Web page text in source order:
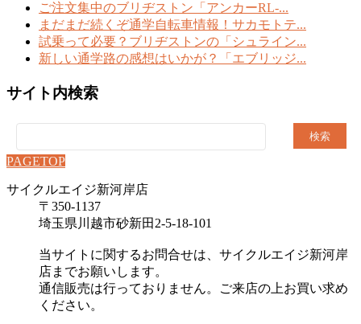
ご注文集中のブリヂストン「アンカーRL-...
まだまだ続くぞ通学自転車情報！サカモトテ...
試乗って必要？ブリヂストンの「シュライン...
新しい通学路の感想はいかが？「エブリッジ...
サイト内検索
索:
PAGETOP
サイクルエイジ新河岸店
〒350-1137
埼玉県川越市砂新田2-5-18-101
当サイトに関するお問合せは、サイクルエイジ新河岸
店までお願いします。
通信販売は行っておりません。ご来店の上お買い求め
ください。